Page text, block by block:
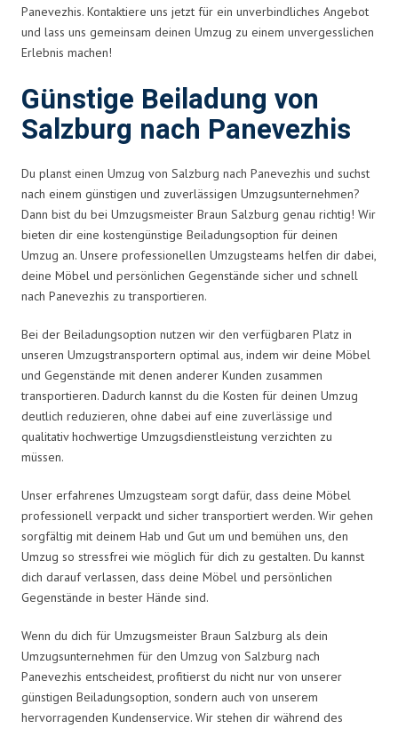
Panevezhis. Kontaktiere uns jetzt für ein unverbindliches Angebot
und lass uns gemeinsam deinen Umzug zu einem unvergesslichen
Erlebnis machen!
Günstige Beiladung von
Salzburg nach Panevezhis
Du planst einen Umzug von Salzburg nach Panevezhis und suchst
nach einem günstigen und zuverlässigen Umzugsunternehmen?
Dann bist du bei Umzugsmeister Braun Salzburg genau richtig! Wir
bieten dir eine kostengünstige Beiladungsoption für deinen
Umzug an. Unsere professionellen Umzugsteams helfen dir dabei,
deine Möbel und persönlichen Gegenstände sicher und schnell
nach Panevezhis zu transportieren.
Bei der Beiladungsoption nutzen wir den verfügbaren Platz in
unseren Umzugstransportern optimal aus, indem wir deine Möbel
und Gegenstände mit denen anderer Kunden zusammen
transportieren. Dadurch kannst du die Kosten für deinen Umzug
deutlich reduzieren, ohne dabei auf eine zuverlässige und
qualitativ hochwertige Umzugsdienstleistung verzichten zu
müssen.
Unser erfahrenes Umzugsteam sorgt dafür, dass deine Möbel
professionell verpackt und sicher transportiert werden. Wir gehen
sorgfältig mit deinem Hab und Gut um und bemühen uns, den
Umzug so stressfrei wie möglich für dich zu gestalten. Du kannst
dich darauf verlassen, dass deine Möbel und persönlichen
Gegenstände in bester Hände sind.
Wenn du dich für Umzugsmeister Braun Salzburg als dein
Umzugsunternehmen für den Umzug von Salzburg nach
Panevezhis entscheidest, profitierst du nicht nur von unserer
günstigen Beiladungsoption, sondern auch von unserem
hervorragenden Kundenservice. Wir stehen dir während des